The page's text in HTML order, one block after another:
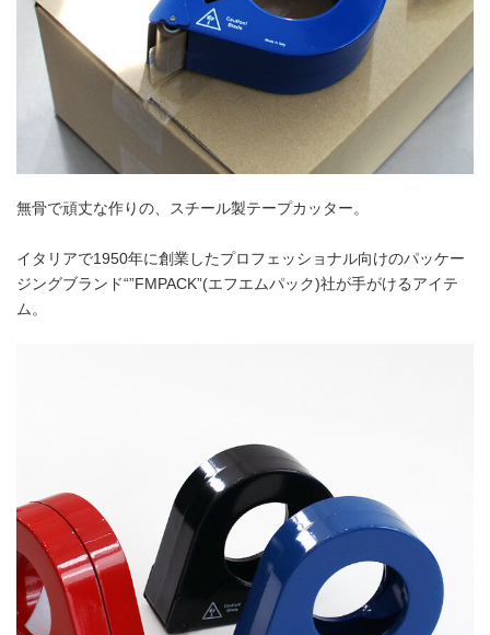
無骨で頑丈な作りの、スチール製テープカッター。
イタリアで1950年に創業したプロフェッショナル向けのパッケー
ジングブランド“”FMPACK”(エフエムパック)社が手がけるアイテ
ム。